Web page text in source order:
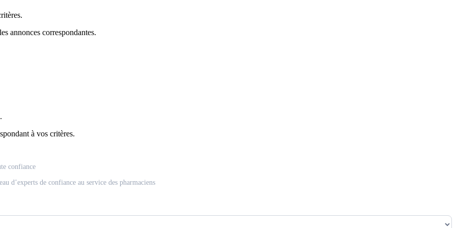
annonces correspondantes.
à vos critères.
confiance
d’experts de confiance au service des pharmaciens